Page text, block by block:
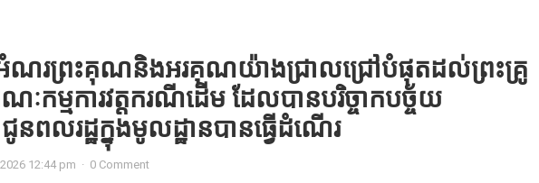
អំណរព្រះគុណនិងអរគុណយ៉ាងជ្រាលជ្រៅបំផុតដល់ព្រះគ្រូ
កម្មការវត្តករណីដើម ដែលបានបរិច្ចាកបច្ច័យ
ពលរដ្ឋក្នុងមូលដ្ឋានបានធ្វើដំណើរ
12:44 pm · 0 Comment